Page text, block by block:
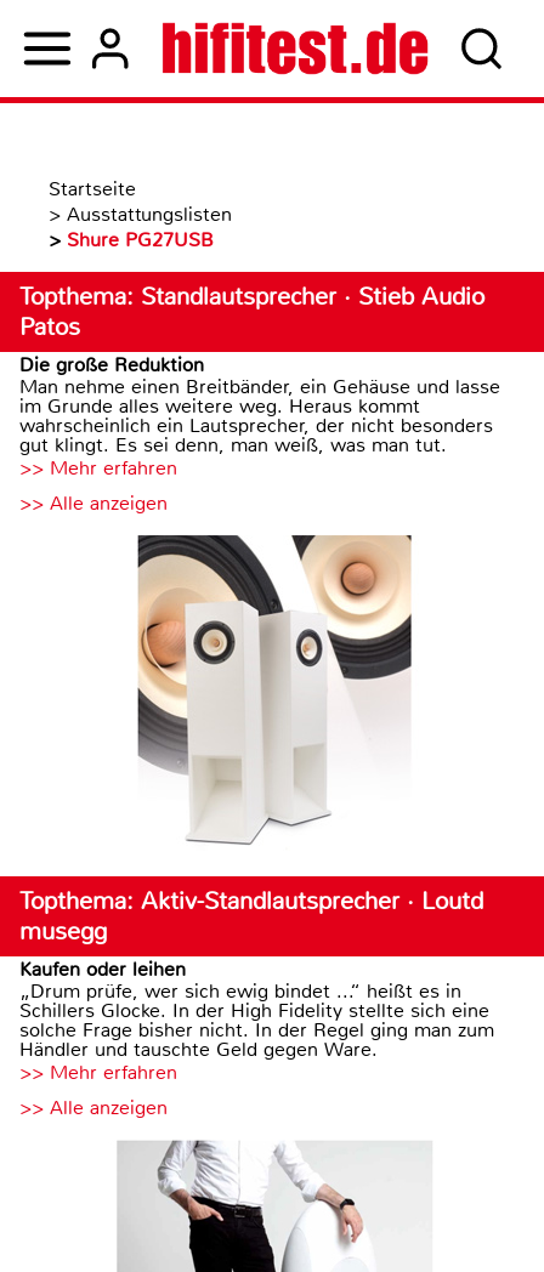
Startseite
> Ausstattungslisten
> Shure PG27USB
Topthema: Standlautsprecher · Stieb Audio
Patos
Die große Reduktion
Man nehme einen Breitbänder, ein Gehäuse und lasse
im Grunde alles weitere weg. Heraus kommt
wahrscheinlich ein Lautsprecher, der nicht besonders
gut klingt. Es sei denn, man weiß, was man tut.
>> Mehr erfahren
>> Alle anzeigen
Topthema: Aktiv-Standlautsprecher · Loutd
musegg
Kaufen oder leihen
„Drum prüfe, wer sich ewig bindet ...“ heißt es in
Schillers Glocke. In der High Fidelity stellte sich eine
solche Frage bisher nicht. In der Regel ging man zum
Händler und tauschte Geld gegen Ware.
>> Mehr erfahren
>> Alle anzeigen